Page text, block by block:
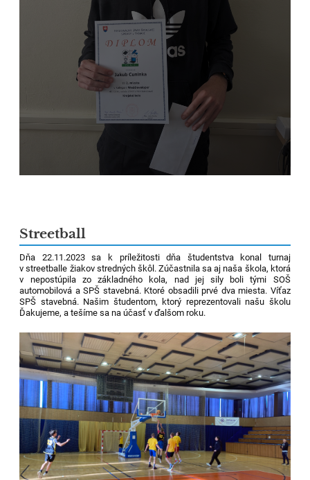
Streetball
Dňa 22.11.2023 sa k príležitosti dňa študentstva konal turnaj
v streetballe žiakov stredných škôl. Zúčastnila sa aj naša škola, ktorá
v nepostúpila zo základného kola, nad jej sily boli tými SOŠ
automobilová a SPŠ stavebná. Ktoré obsadili prvé dva miesta. Víťaz
SPŠ stavebná. Našim študentom, ktorý reprezentovali našu školu
Ďakujeme, a tešíme sa na účasť v ďalšom roku.